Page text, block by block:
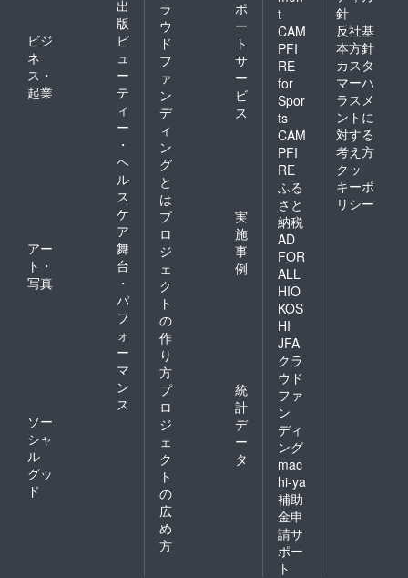
出
版
ビジ
ネ
ス・
起業
ビ
ュ
ー
テ
ィ
ー
・
ヘ
ル
ス
ケ
ア
アー
ト・
写真
舞
台
・
パ
フ
ォ
ー
マ
ン
ス
ソー
シャ
ル
グッ
ド
ラ
ウ
ド
フ
ァ
ン
デ
ィ
ン
グ
と
は
ポ
ー
ト
サ
ー
ビ
ス
プ
ロ
ジ
ェ
ク
ト
の
作
り
方
実
施
事
例
プ
ロ
ジ
ェ
ク
ト
の
広
め
方
統
計
デ
ー
タ
t
CAM
PFI
RE
for
Spor
ts
CAM
PFI
RE
ふる
さと
納税
AD
FOR
ALL
HIO
KOS
HI
JFA
クラ
ウド
ファ
ン
ディ
ング
mac
hi-ya
補助
金申
請サ
ポー
ト
針
反社基
本方針
カスタ
マーハ
ラスメ
ントに
対する
考え方
クッ
キーポ
リシー